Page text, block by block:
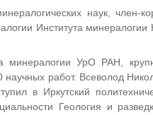
наук, член-
Института
минералогии УрО РАН,
работ. Всеволод
в Иркутский
Геология и